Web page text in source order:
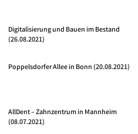
Digitalisierung und Bauen im Bestand
(26.08.2021)
Poppelsdorfer Allee in Bonn (20.08.2021)
AllDent – Zahnzentrum in Mannheim
(08.07.2021)